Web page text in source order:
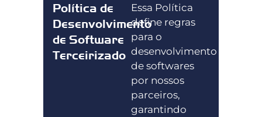
Política de
Desenvolvimento
de Software
Terceirizado
Essa Política
define regras
para o
desenvolvimento
de softwares
por nossos
parceiros,
garantindo